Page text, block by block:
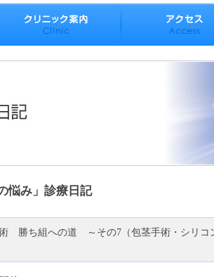
悩み」診療日記
勝ち組への道 ～その7（包茎手術・シリコ